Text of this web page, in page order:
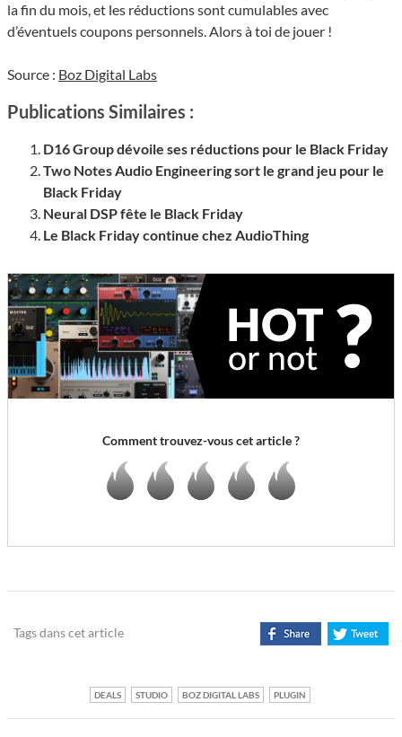
la fin du mois, et les réductions sont cumulables avec
d’éventuels coupons personnels. Alors à toi de jouer !
Source : Boz Digital Labs
Publications Similaires :
D16 Group dévoile ses réductions pour le Black Friday
Two Notes Audio Engineering sort le grand jeu pour le
Black Friday
Neural DSP fête le Black Friday
Le Black Friday continue chez AudioThing
Comment trouvez-vous cet article ?
Tags dans cet article
DEALS STUDIO BOZ DIGITAL LABS PLUGIN